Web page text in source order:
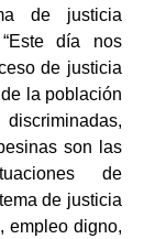
de justicia
día nos
de justicia
la población
son las
de
de justicia
empleo digno,